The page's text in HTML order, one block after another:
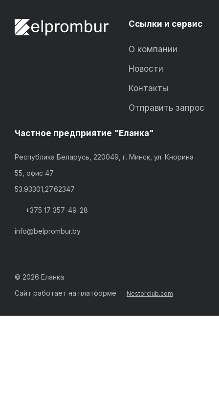
Ссылки и сервис
О компании
Новости
Контакты
Отправить запрос
Частное предприятие "Еланка"
Республика Беларусь, 220049, г. Минск, ул. Кнорина
55, офис 47
53.93301,27.62347
+375 17 357-49-28
info@belprombur.by
© 2026 Еланка
Сайт работает на платформе
Nestorclub.com